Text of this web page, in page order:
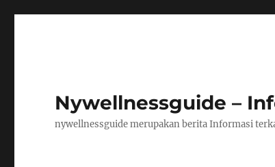
Nywellnessguide –
nywellnessguide merupakan berita Informasi